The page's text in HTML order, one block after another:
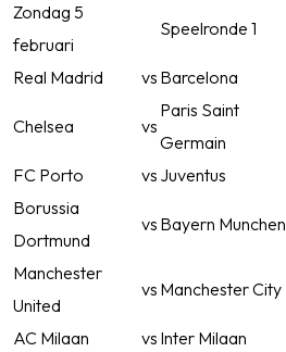
Zondag 5
februari
Speelronde 1
Real Madrid vs Barcelona
Chelsea vs
Paris Saint
Germain
FC Porto vs Juventus
Borussia
Dortmund
vs Bayern Munchen
Manchester
United
vs Manchester City
AC Milaan vs Inter Milaan